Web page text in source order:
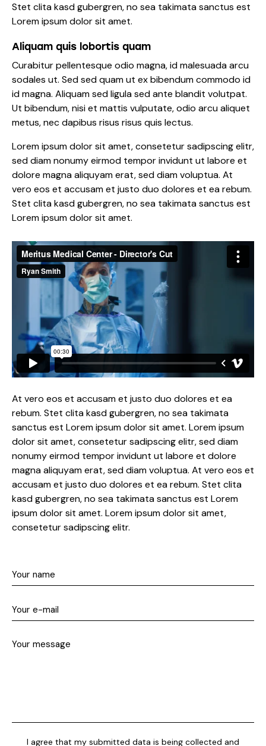
Stet clita kasd gubergren, no sea takimata sanctus est
Lorem ipsum dolor sit amet.
Aliquam quis lobortis quam
Curabitur pellentesque odio magna, id malesuada arcu
sodales ut. Sed sed quam ut ex bibendum commodo id
id magna. Aliquam sed ligula sed ante blandit volutpat.
Ut bibendum, nisi et mattis vulputate, odio arcu aliquet
metus, nec dapibus risus risus quis lectus.
Lorem ipsum dolor sit amet, consetetur sadipscing elitr,
sed diam nonumy eirmod tempor invidunt ut labore et
dolore magna aliquyam erat, sed diam voluptua. At
vero eos et accusam et justo duo dolores et ea rebum.
Stet clita kasd gubergren, no sea takimata sanctus est
Lorem ipsum dolor sit amet.
At vero eos et accusam et justo duo dolores et ea
rebum. Stet clita kasd gubergren, no sea takimata
sanctus est Lorem ipsum dolor sit amet. Lorem ipsum
dolor sit amet, consetetur sadipscing elitr, sed diam
nonumy eirmod tempor invidunt ut labore et dolore
magna aliquyam erat, sed diam voluptua. At vero eos et
accusam et justo duo dolores et ea rebum. Stet clita
kasd gubergren, no sea takimata sanctus est Lorem
ipsum dolor sit amet. Lorem ipsum dolor sit amet,
consetetur sadipscing elitr.
I agree that my submitted data is being collected and